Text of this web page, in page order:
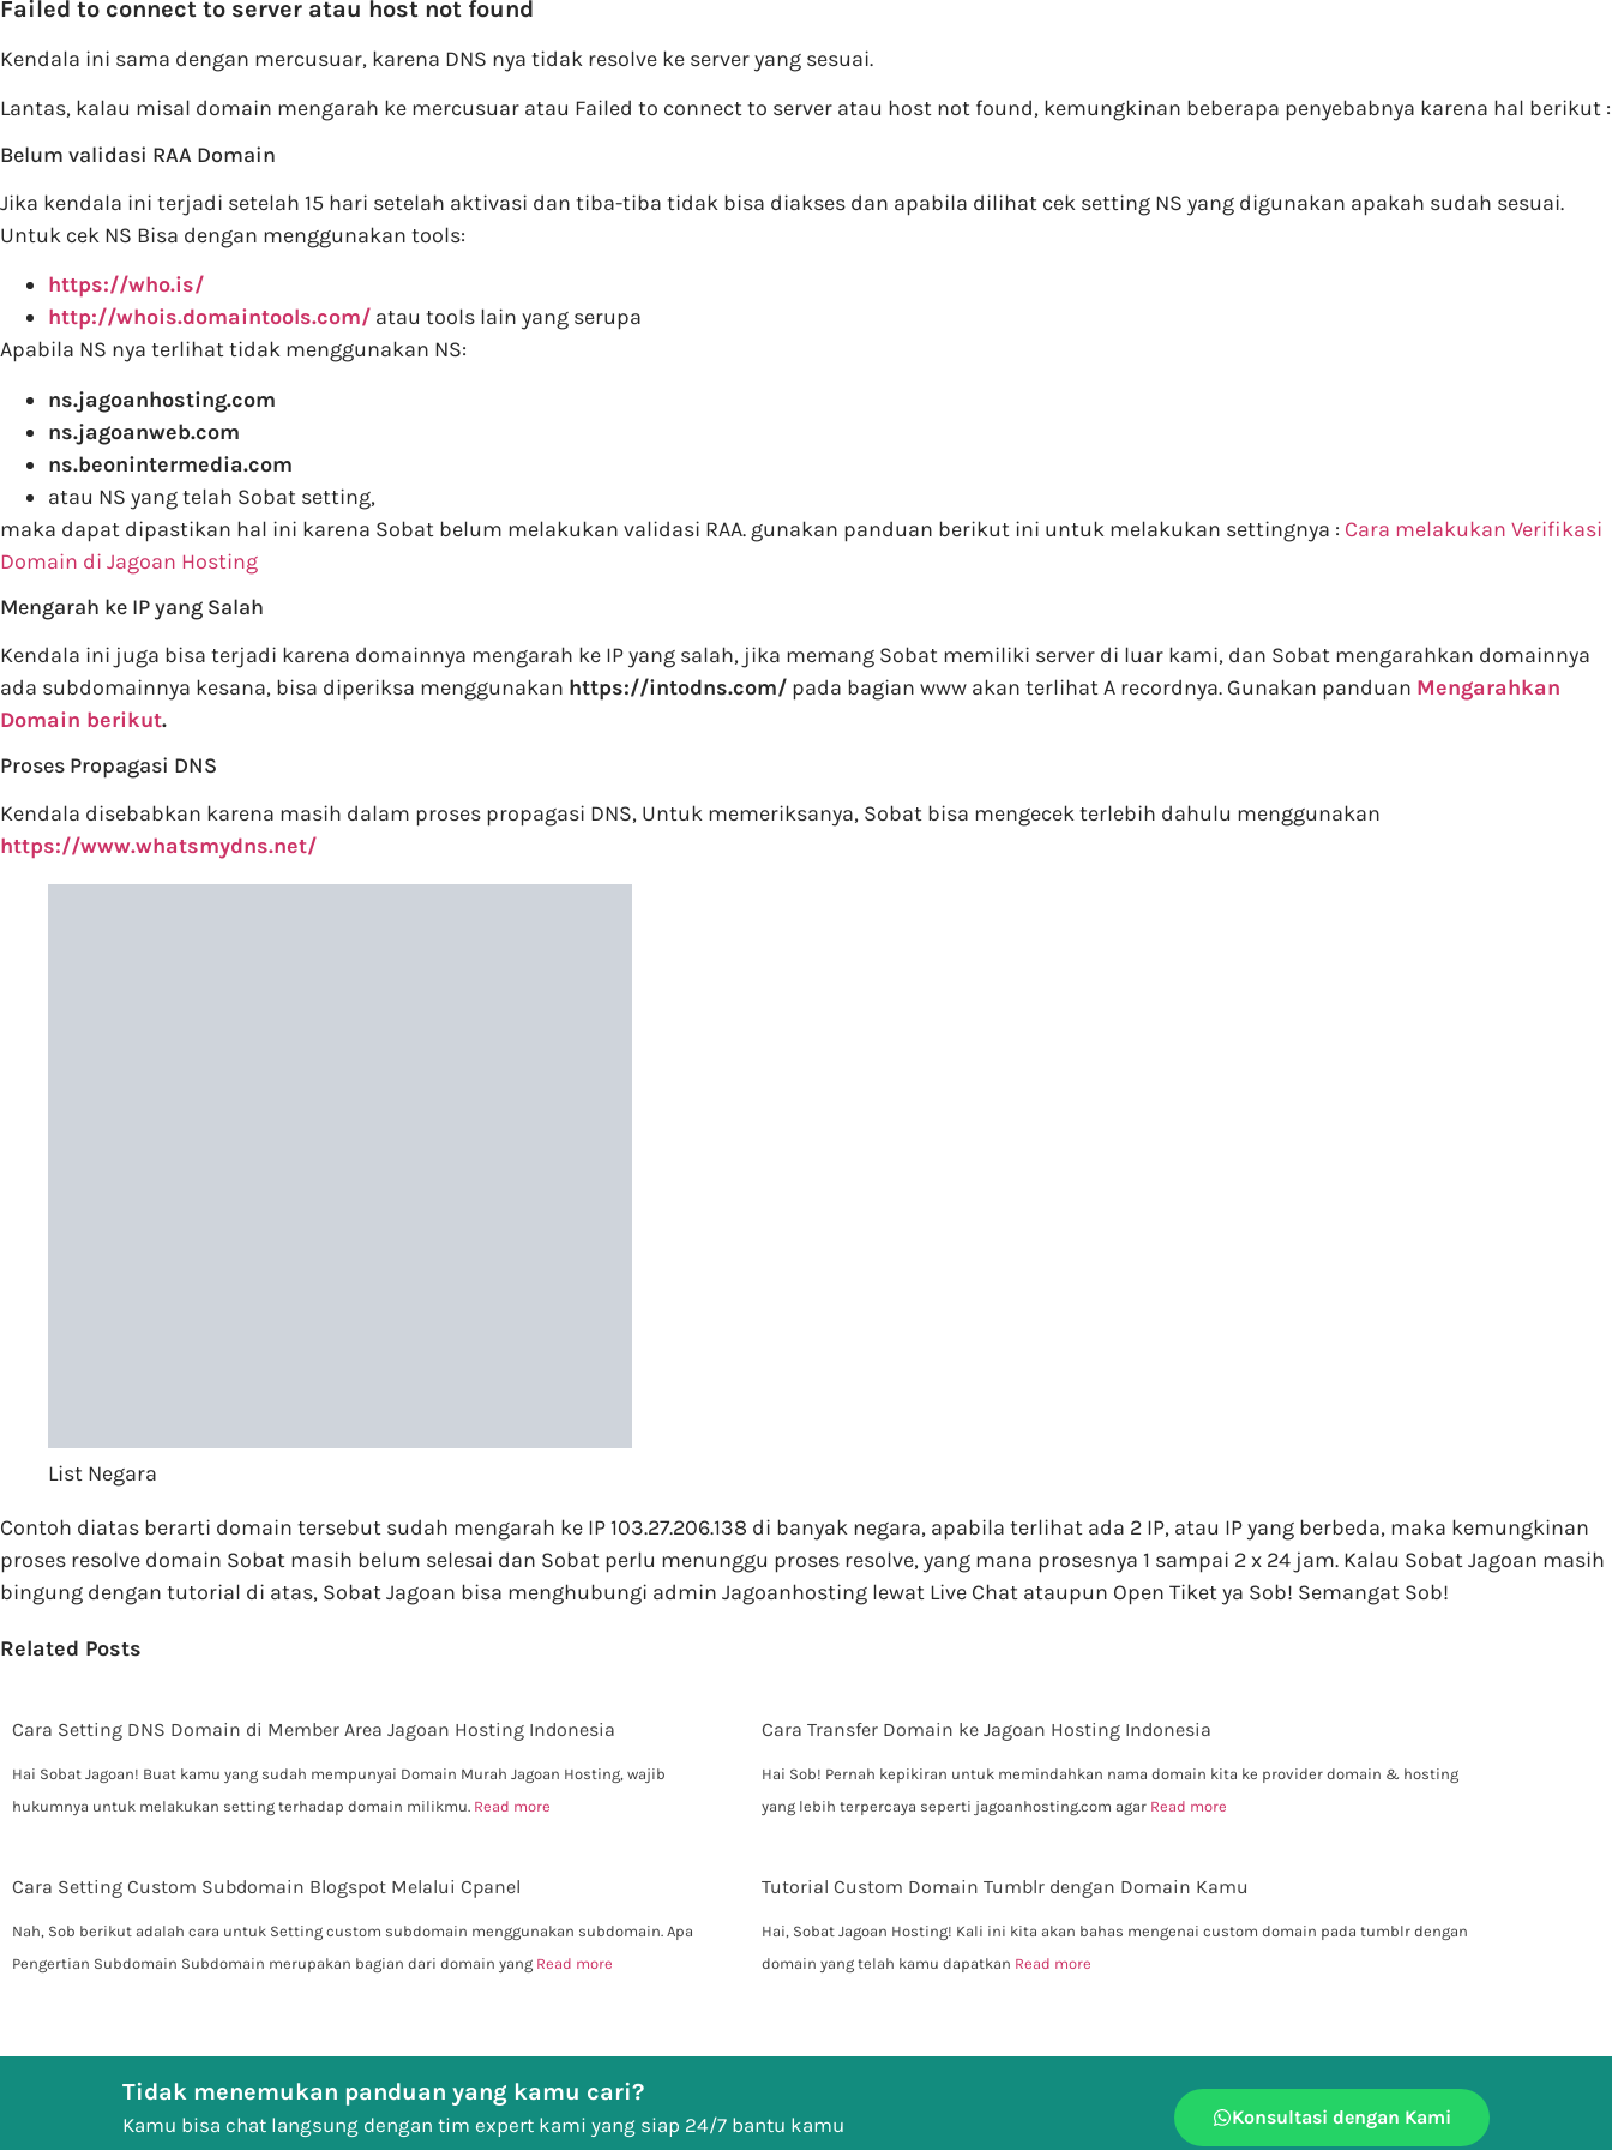
Failed to connect to server atau host not found
Kendala ini sama dengan mercusuar, karena DNS nya tidak resolve ke server yang sesuai.
Lantas, kalau misal domain mengarah ke mercusuar atau Failed to connect to server atau host not found, kemungkinan beberapa penyebabnya karena hal berikut :
Belum validasi RAA Domain
Jika kendala ini terjadi setelah 15 hari setelah aktivasi dan tiba-tiba tidak bisa diakses dan apabila dilihat cek setting NS yang digunakan apakah sudah sesuai.
Untuk cek NS Bisa dengan menggunakan tools:
https://who.is/
http://whois.domaintools.com/ atau tools lain yang serupa
Apabila NS nya terlihat tidak menggunakan NS:
ns.jagoanhosting.com
ns.jagoanweb.com
ns.beonintermedia.com
atau NS yang telah Sobat setting,
maka dapat dipastikan hal ini karena Sobat belum melakukan validasi RAA. gunakan panduan berikut ini untuk melakukan settingnya : Cara melakukan Verifikasi
Domain di Jagoan Hosting
Mengarah ke IP yang Salah
Kendala ini juga bisa terjadi karena domainnya mengarah ke IP yang salah, jika memang Sobat memiliki server di luar kami, dan Sobat mengarahkan domainnya
ada subdomainnya kesana, bisa diperiksa menggunakan https://intodns.com/ pada bagian www akan terlihat A recordnya. Gunakan panduan Mengarahkan
Domain berikut.
Proses Propagasi DNS
Kendala disebabkan karena masih dalam proses propagasi DNS, Untuk memeriksanya, Sobat bisa mengecek terlebih dahulu menggunakan
https://www.whatsmydns.net/
List Negara
Contoh diatas berarti domain tersebut sudah mengarah ke IP 103.27.206.138 di banyak negara, apabila terlihat ada 2 IP, atau IP yang berbeda, maka kemungkinan
proses resolve domain Sobat masih belum selesai dan Sobat perlu menunggu proses resolve, yang mana prosesnya 1 sampai 2 x 24 jam. Kalau Sobat Jagoan masih
bingung dengan tutorial di atas, Sobat Jagoan bisa menghubungi admin Jagoanhosting lewat Live Chat ataupun Open Tiket ya Sob! Semangat Sob!
Related Posts
Cara Setting DNS Domain di Member Area Jagoan Hosting Indonesia
Hai Sobat Jagoan! Buat kamu yang sudah mempunyai Domain Murah Jagoan Hosting, wajib
hukumnya untuk melakukan setting terhadap domain milikmu. Read more
Cara Transfer Domain ke Jagoan Hosting Indonesia
Hai Sob! Pernah kepikiran untuk memindahkan nama domain kita ke provider domain & hosting
yang lebih terpercaya seperti jagoanhosting.com agar Read more
Cara Setting Custom Subdomain Blogspot Melalui Cpanel
Nah, Sob berikut adalah cara untuk Setting custom subdomain menggunakan subdomain. Apa
Pengertian Subdomain Subdomain merupakan bagian dari domain yang Read more
Tutorial Custom Domain Tumblr dengan Domain Kamu
Hai, Sobat Jagoan Hosting! Kali ini kita akan bahas mengenai custom domain pada tumblr dengan
domain yang telah kamu dapatkan Read more
Tidak menemukan panduan yang kamu cari?
Kamu bisa chat langsung dengan tim expert kami yang siap 24/7 bantu kamu Konsultasi dengan Kami